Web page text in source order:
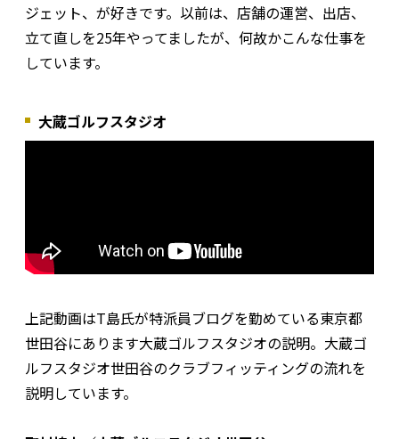
ジェット、が好きです。以前は、店舗の運営、出店、
立て直しを25年やってましたが、何故かこんな仕事を
しています。
大蔵ゴルフスタジオ
上記動画はT島氏が特派員ブログを勤めている東京都
世田谷にあります大蔵ゴルフスタジオの説明。大蔵ゴ
ルフスタジオ世田谷のクラブフィッティングの流れを
説明しています。